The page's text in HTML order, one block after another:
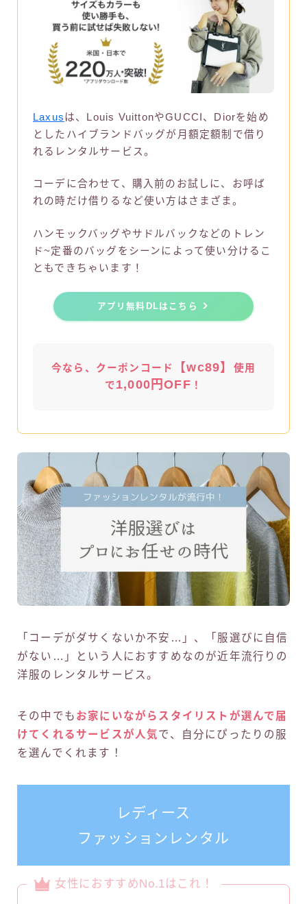
Laxusは、Louis VuittonやGUCCI、Diorを始め
としたハイブランドバッグが月額定額制で借り
れるレンタルサービス。
コーデに合わせて、購入前のお試しに、お呼ば
れの時だけ借りるなど使い方はさまざま。
ハンモックバッグやサドルバックなどのトレン
ド~定番のバッグをシーンによって使い分けるこ
ともできちゃいます！
アプリ無料DLはこちら
今なら、クーポンコード 【wc89】
使用
で1,000円OFF ！
「コーデがダサくないか不安…」、「服選びに自信
がない…」という人におすすめなのが近年流行りの
洋服のレンタルサービス。
その中でも お家にいながらスタイリストが選んで届
けてくれるサービスが人気で、自分にぴったりの服
を選んでくれます！
レディース
ファッションレンタル
女性におすすめNo.1はこれ！